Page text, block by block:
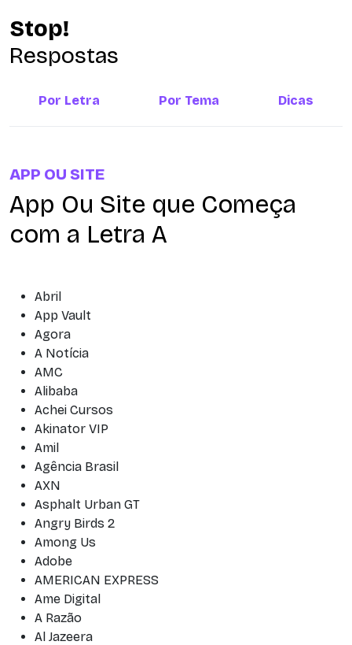
Stop!
Respostas
Por Letra Por Tema Dicas
APP OU SITE
App Ou Site que Começa
com a Letra A
Abril
App Vault
Agora
A Notícia
AMC
Alibaba
Achei Cursos
Akinator VIP
Amil
Agência Brasil
AXN
Asphalt Urban GT
Angry Birds 2
Among Us
Adobe
AMERICAN EXPRESS
Ame Digital
A Razão
Al Jazeera